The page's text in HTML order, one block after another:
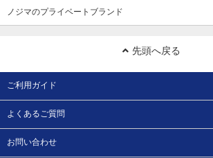
ノジマのプライベートブランド
先頭へ戻る
ご利用ガイド
よくあるご質問
お問い合わせ